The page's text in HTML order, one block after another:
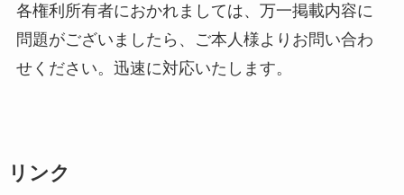
各権利所有者におかれましては、万一掲載内容に
問題がございましたら、ご本人様よりお問い合わ
せください。迅速に対応いたします。
リンク